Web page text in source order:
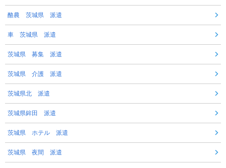
酪農 茨城県 派遣
車 茨城県 派遣
茨城県 募集 派遣
茨城県 介護 派遣
茨城県北 派遣
茨城県鉾田 派遣
茨城県 ホテル 派遣
茨城県 夜間 派遣